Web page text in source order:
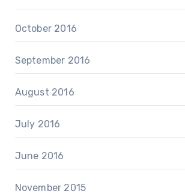
October 2016
September 2016
August 2016
July 2016
June 2016
November 2015